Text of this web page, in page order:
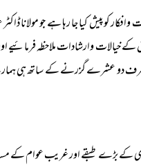
پیش کیا جا رہا ہے جو مولانا ڈاکٹر
کے خیالات وارشادات ملاحظہ
صرف دو عشرے گزرنے کے ساتھ ہی
کہ اس وقت ملک میں سب سے اہم مسئلہ ملک کی ۹۰ فیصد آبادی کے بڑے طبقے